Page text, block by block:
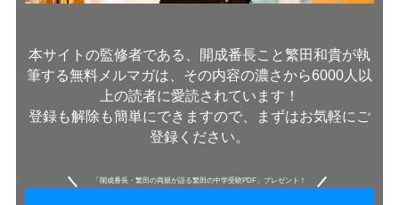
本サイトの監修者である、開成番長こと繁田和貴が執
筆する無料メルマガは、その内容の濃さから6000人以
上の読者に愛読されています！
登録も解除も簡単にできますので、まずはお気軽にご
登録ください。
「開成番長・繁田の両親が語る繁田の中学受験PDF」プレゼント！